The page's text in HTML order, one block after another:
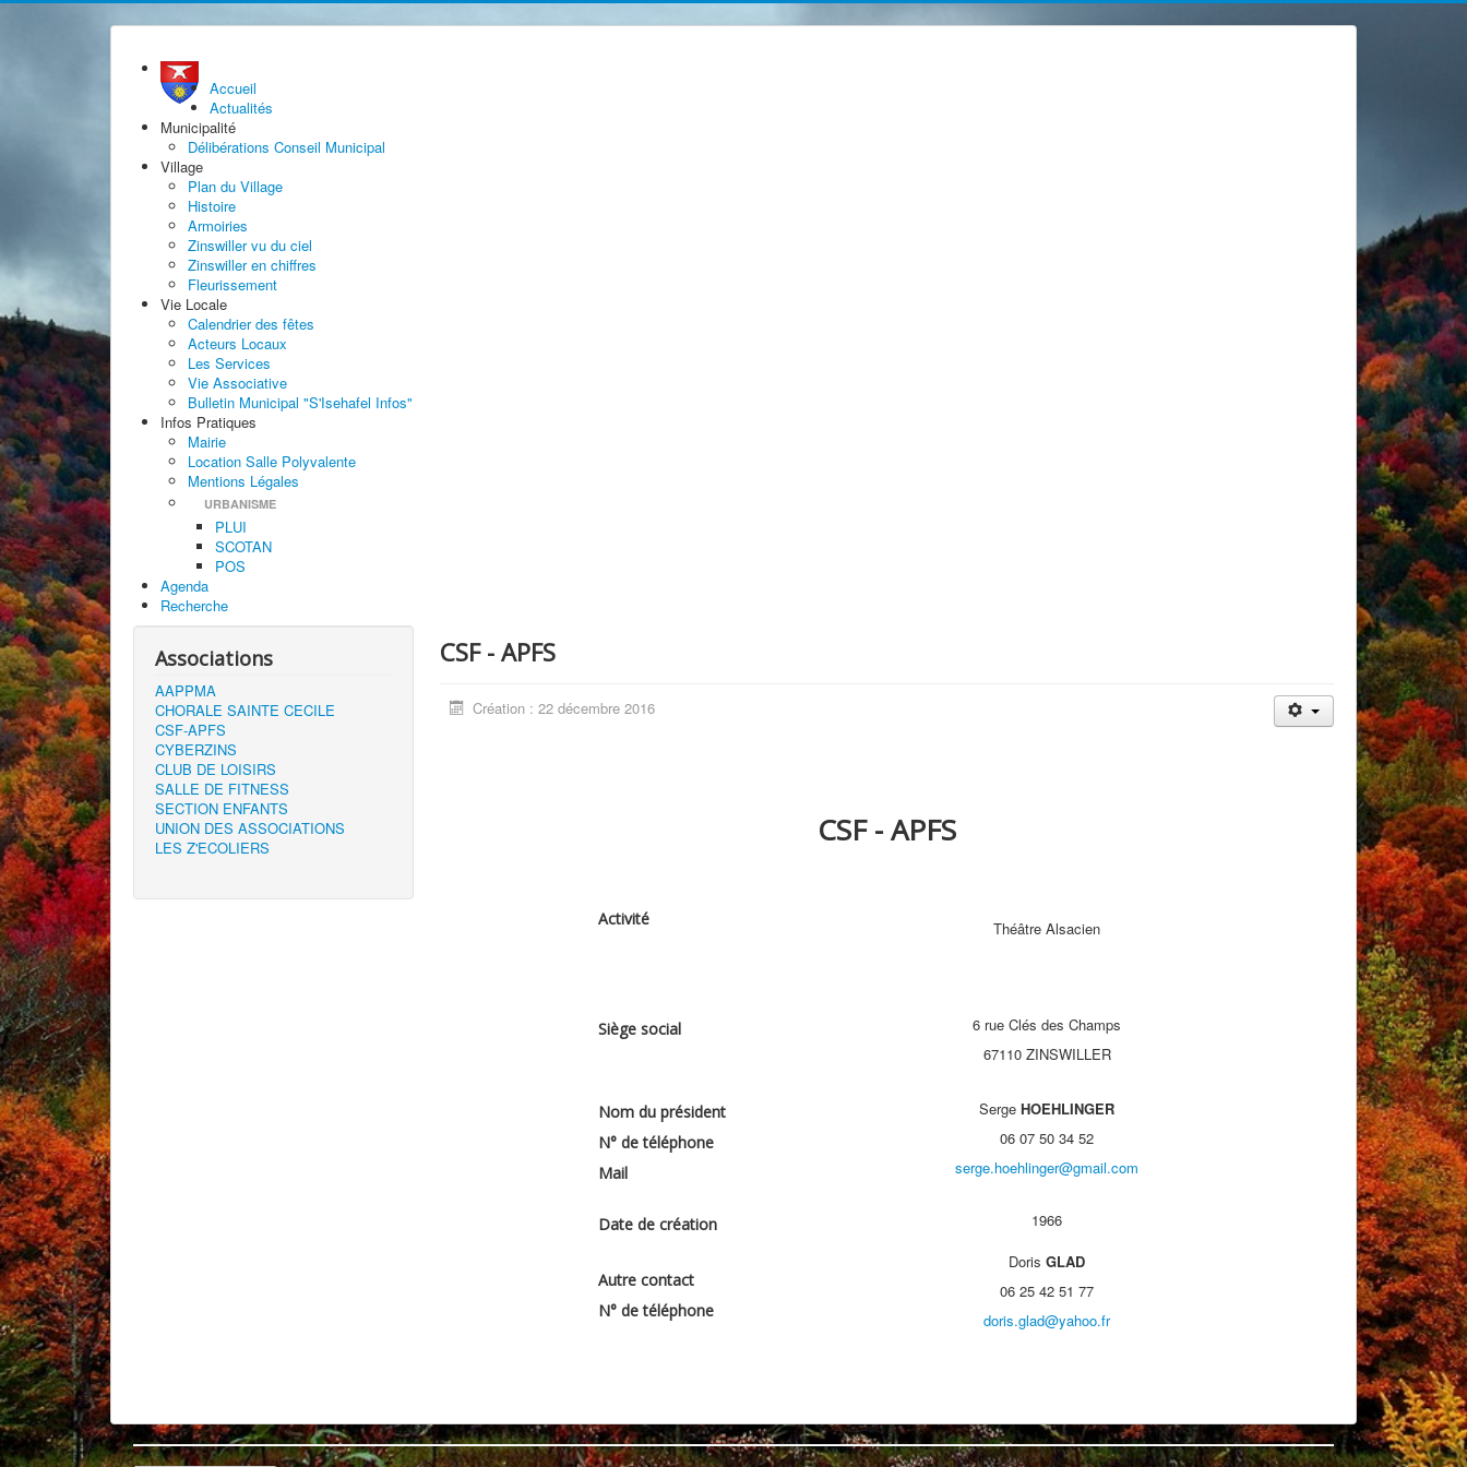
Accueil
Actualités
Municipalité
Délibérations Conseil Municipal
Village
Plan du Village
Histoire
Armoiries
Zinswiller vu du ciel
Zinswiller en chiffres
Fleurissement
Vie Locale
Calendrier des fêtes
Acteurs Locaux
Les Services
Vie Associative
Bulletin Municipal "S'Isehafel Infos"
Infos Pratiques
Mairie
Location Salle Polyvalente
Mentions Légales
URBANISME
PLUI
SCOTAN
POS
Agenda
Recherche
Associations
AAPPMA
CHORALE SAINTE CECILE
CSF-APFS
CYBERZINS
CLUB DE LOISIRS
SALLE DE FITNESS
SECTION ENFANTS
UNION DES ASSOCIATIONS
LES Z'ECOLIERS
CSF - APFS
Création : 22 décembre 2016
CSF - APFS
Activité Théâtre Alsacien
Siège social
6 rue Clés des Champs
67110 ZINSWILLER
Nom du président
N° de téléphone
Mail
SergeHOEHLINGER
06 07 50 34 52
serge.hoehlinger@gmail.com
Date de création 1966
Autre contact
N° de téléphone
DorisGLAD
06 25 42 51 77
doris.glad@yahoo.fr